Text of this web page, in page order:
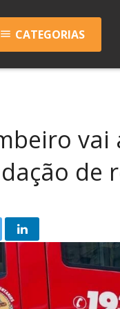
menu CATEGORIAS
vai
de